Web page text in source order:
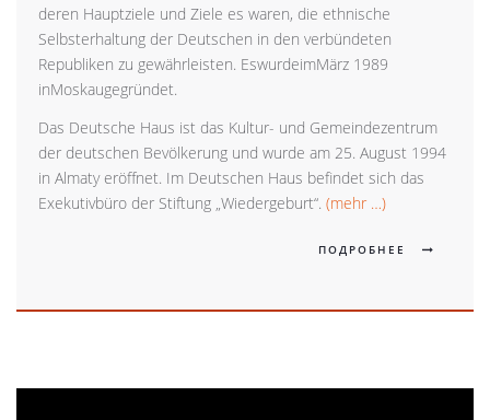
deren Hauptziele und Ziele es waren, die ethnische
Selbsterhaltung der Deutschen in den verbündeten
Republiken zu gewährleisten. EswurdeimMärz 1989
inMoskaugegründet.
Das Deutsche Haus ist das Kultur- und Gemeindezentrum
der deutschen Bevölkerung und wurde am 25. August 1994
in Almaty eröffnet. Im Deutschen Haus befindet sich das
Exekutivbüro der Stiftung „Wiedergeburt“. (mehr …)
ПОДРОБНЕЕ